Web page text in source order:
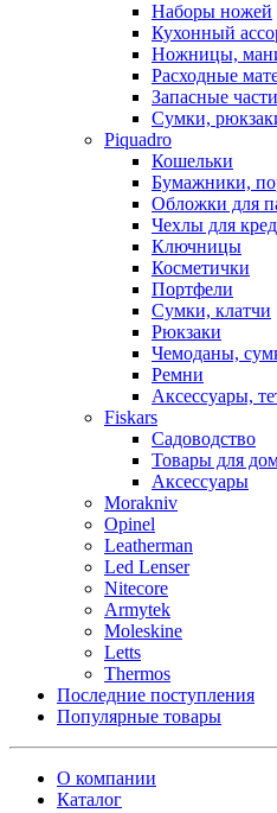
Наборы ножей
Кухонный
Ножницы,
Расходные
Запасные части
Сумки,
Piquadro
Кошельки
Бумажники,
Обложки для
Чехлы для
Ключницы
Косметички
Портфели
Сумки, клатчи
Рюкзаки
Чемоданы,
Ремни
Аксессуары,
Fiskars
Садоводство
Товары для
Аксессуары
Morakniv
Opinel
Leatherman
Led Lenser
Nitecore
Armytek
Moleskine
Letts
Thermos
Последние поступления
Популярные товары
О компании
Каталог